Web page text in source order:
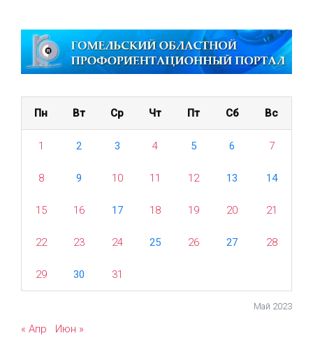
Май 2023
Пн Вт Ср Чт Пт Сб Вс
1 2 3 4 5 6 7
8 9 10 11 12 13 14
15 16 17 18 19 20 21
22 23 24 25 26 27 28
29 30 31
« Апр Июн »